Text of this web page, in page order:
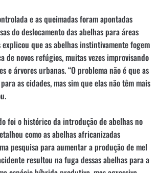
e as queimadas foram apontadas
do deslocamento das abelhas para áreas
que as abelhas instintivamente fogem
de novos refúgios, muitas vezes improvisando
e árvores urbanas. “O problema não é que as
as cidades, mas sim que elas não têm mais
foi o histórico da introdução de abelhas no
como as abelhas africanizadas
pesquisa para aumentar a produção de mel
resultou na fuga dessas abelhas para a